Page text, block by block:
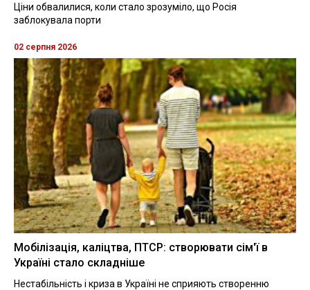
Ціни обвалилися, коли стало зрозуміло, що Росія
заблокувала порти
02 серпня 2026
Мобілізація, каліцтва, ПТСР: створювати сім'ї в
Україні стало складніше
Нестабільність і криза в Україні не сприяють створенню